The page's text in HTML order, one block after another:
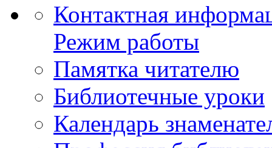
Контактная
Режим работы
Памятка читателю
Библиотечные уроки
Календарь